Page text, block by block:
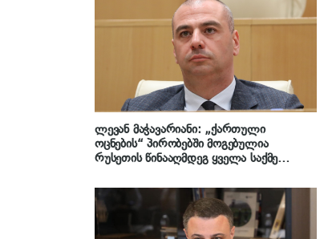
ლევან მაჭავარიანი: „ქართული
ოცნების“ პირობებში მოგებულია
რუსეთის წინააღმდეგ ყველა საქმე
სასამართლოებში, არ მახსენდება
რადიკალური ოპოზიციის და მდიდარი
NGO-ების პოზიტიური გამოხმაურება ამ
გამარჯვებებზე“